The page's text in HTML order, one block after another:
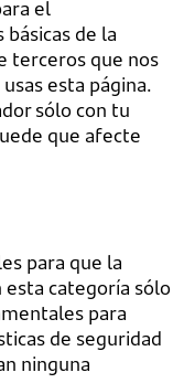
el
de la
terceros que nos
esta página.
sólo con tu
que afecte
para que la
categoría sólo
para
de seguridad
ninguna